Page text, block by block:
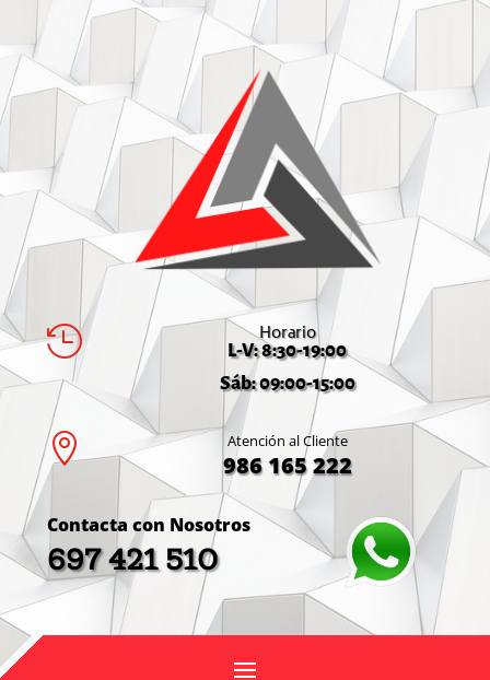
 Horario
L-V: 8:30-19:00
Sáb: 09:00-15:00
 Atención al Cliente
986 165 222
Contacta con Nosotros
697 421 510